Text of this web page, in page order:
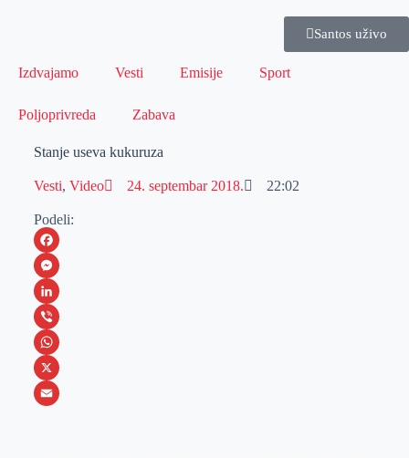
Santos uživo
Izdvajamo Vesti Emisije Sport
Poljoprivreda Zabava
Stanje useva kukuruza
Vesti, Video 24. septembar 2018. 22:02
Podeli:
F
a
c
e
b
o
M
e
s
s
e
L
i
n
k
V
i
b
W
h
X